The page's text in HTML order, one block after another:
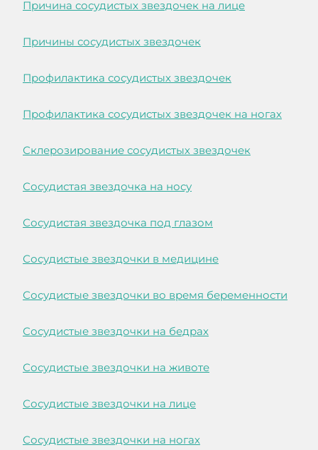
Причина сосудистых звездочек на лице
Причины сосудистых звездочек
Профилактика сосудистых звездочек
Профилактика сосудистых звездочек на ногах
Склерозирование сосудистых звездочек
Сосудистая звездочка на носу
Сосудистая звездочка под глазом
Сосудистые звездочки в медицине
Сосудистые звездочки во время беременности
Сосудистые звездочки на бедрах
Сосудистые звездочки на животе
Сосудистые звездочки на лице
Сосудистые звездочки на ногах